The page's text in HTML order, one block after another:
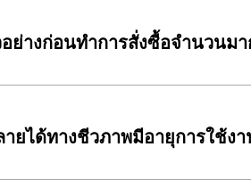
ย่างก่อนทำการสั่งซื้อจำนวนมา
ยได้ทางชีวภาพมีอายุการใช้งา